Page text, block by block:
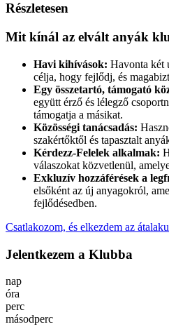
Részletesen
Mit kínál az elvált anyák
Havi kihívások: Havonta két
célja, hogy fejlődj, és
Egy összetartó, támogató
együtt érző és lélegző
támogatja a másikat.
Közösségi tanácsadás:
szakértőktől és tapasztalt
Kérdezz-Felelek alkalmak:
válaszokat közvetlenül,
Exkluzív hozzáférések a
elsőként az új anyagokról,
fejlődésedben.
Csatlakozom, és elkezdem az
Jelentkezem a Klubba
nap
óra
perc
másodperc